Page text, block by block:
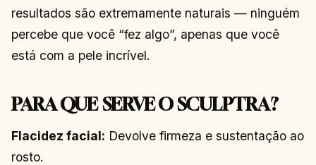
resultados são extremamente naturais — ninguém
percebe que você “fez algo”, apenas que você
está com a pele incrível.
PARA QUE SERVE O SCULPTRA?
Flacidez facial: Devolve firmeza e sustentação ao
rosto.